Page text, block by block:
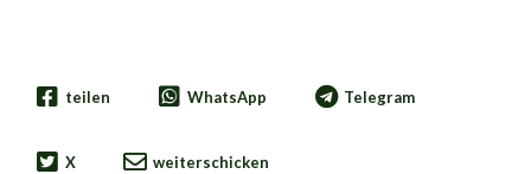
teilen WhatsApp Telegram
X weiterschicken